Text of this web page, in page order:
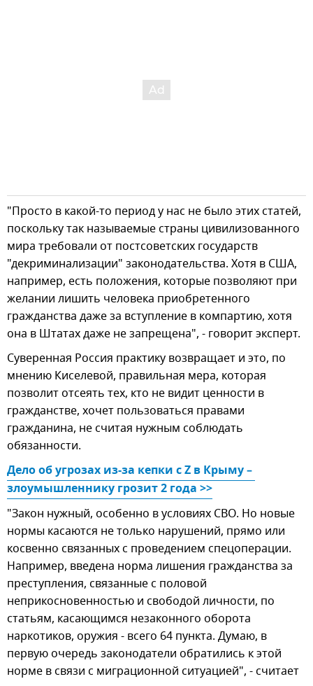
"Просто в какой-то период у нас не было этих статей,
поскольку так называемые страны цивилизованного
мира требовали от постсоветских государств
"декриминализации" законодательства. Хотя в США,
например, есть положения, которые позволяют при
желании лишить человека приобретенного
гражданства даже за вступление в компартию, хотя
она в Штатах даже не запрещена", - говорит эксперт.
Суверенная Россия практику возвращает и это, по
мнению Киселевой, правильная мера, которая
позволит отсеять тех, кто не видит ценности в
гражданстве, хочет пользоваться правами
гражданина, не считая нужным соблюдать
обязанности.
Дело об угрозах из-за кепки с Z в Крыму –
злоумышленнику грозит 2 года >>
"Закон нужный, особенно в условиях СВО. Но новые
нормы касаются не только нарушений, прямо или
косвенно связанных с проведением спецоперации.
Например, введена норма лишения гражданства за
преступления, связанные с половой
неприкосновенностью и свободой личности, по
статьям, касающимся незаконного оборота
наркотиков, оружия - всего 64 пункта. Думаю, в
первую очередь законодатели обратились к этой
норме в связи с миграционной ситуацией", - считает